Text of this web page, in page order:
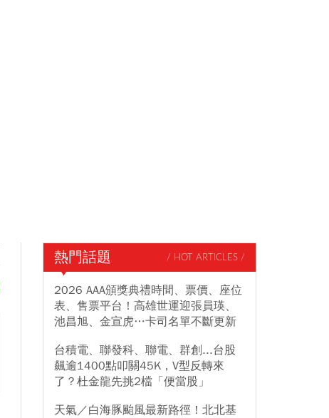
熱門話題 / HOT ARTICLES /
2026 AAA頒獎典禮時間、票價、座位
表、售票平台！高雄世運迎張員瑛、
池昌旭、金宣虎…卡司名單不斷更新
台積電、聯發科、聯電、群創...台股
飆逾1400點叩關45K，V型反轉來
了？杜金龍先挑2檔「便當股」
天氣／白海豚颱風最新路徑！北北基